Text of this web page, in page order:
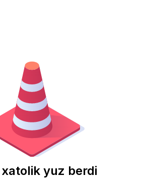
yuz berdi